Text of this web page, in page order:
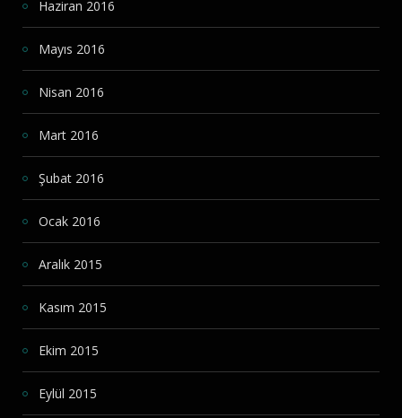
Haziran 2016
Mayıs 2016
Nisan 2016
Mart 2016
Şubat 2016
Ocak 2016
Aralık 2015
Kasım 2015
Ekim 2015
Eylül 2015